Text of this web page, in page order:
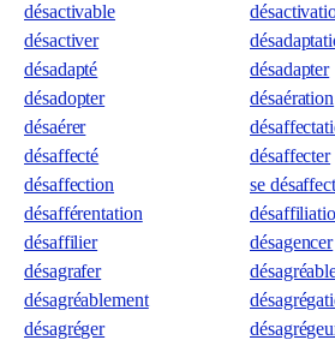
désactivable
désactiver
désadapté
désadapter
désadopter
désaération
désaérer
désaffecté
désaffecter
désaffection
se
désafférentation
désaffilier
désagencer
désagrafer
désagréablement
désagréger